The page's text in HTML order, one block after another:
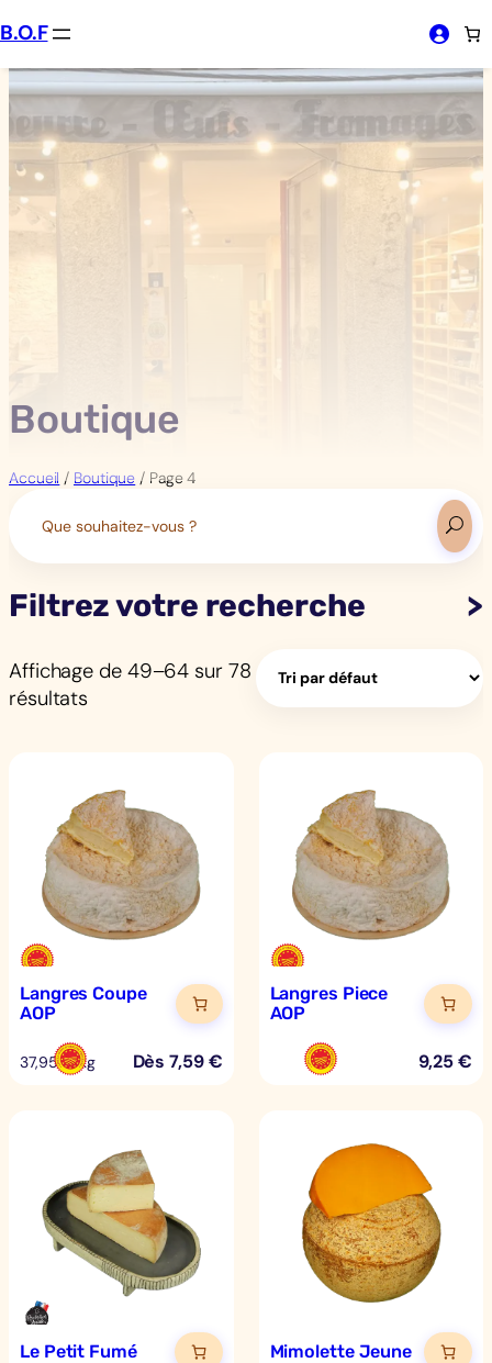
Aller
au
contenu
B.O.F
Boutique
Accueil / Boutique / Page 4
for:
Filtrez votre recherche
Affichage de 49–64 sur 78
résultats
Langres Coupe
AOP
37,95 €/kg Dès7,59€
Langres Piece
AOP
9,25€
Le Petit Fumé Mimolette Jeune